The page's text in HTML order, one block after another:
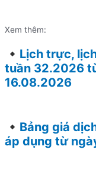
Xem thêm:
Lịch trực,
tuần 32.2026
16.08.2026
Bảng giá
áp dụng từ